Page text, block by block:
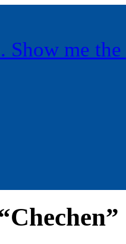
Show me